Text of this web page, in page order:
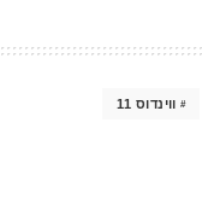
ווינדוס 11